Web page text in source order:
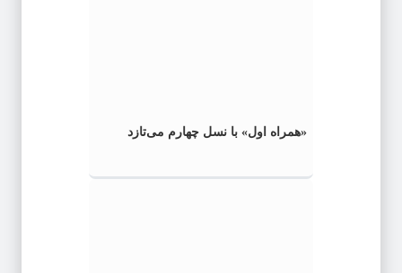
«همراه اول» با نسل چهارم می‌تازد